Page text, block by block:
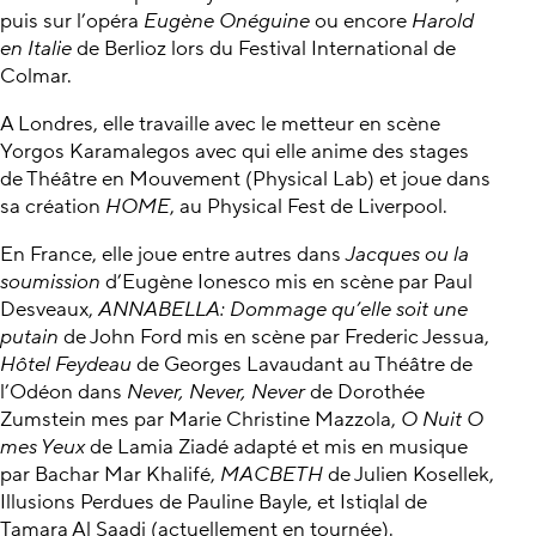
puis sur l’opéra Eugène Onéguineou encore Harold
en Italiede Berlioz lors du Festival International de
Colmar.
A Londres, elle travaille avec le metteur en scène
Yorgos Karamalegos avec qui elle anime des stages
de Théâtre en Mouvement (Physical Lab) et joue dans
sa création HOME, au Physical Fest de Liverpool.
En France, elle joue entre autres dansJacques ou la
soumission d’Eugène Ionesco mis en scène par Paul
Desveaux,ANNABELLA: Dommage qu’elle soit une
putain de John Ford mis en scène par Frederic Jessua,
Hôtel Feydeaude Georges Lavaudant au Théâtre de
l’Odéon dans Never, Never, Neverde Dorothée
Zumstein mes par Marie Christine Mazzola, O Nuit O
mes Yeuxde Lamia Ziadé adapté et mis en musique
par Bachar Mar Khalifé, MACBETHde Julien Kosellek,
Illusions Perdues de Pauline Bayle, et Istiqlal de
Tamara Al Saadi (actuellement en tournée).